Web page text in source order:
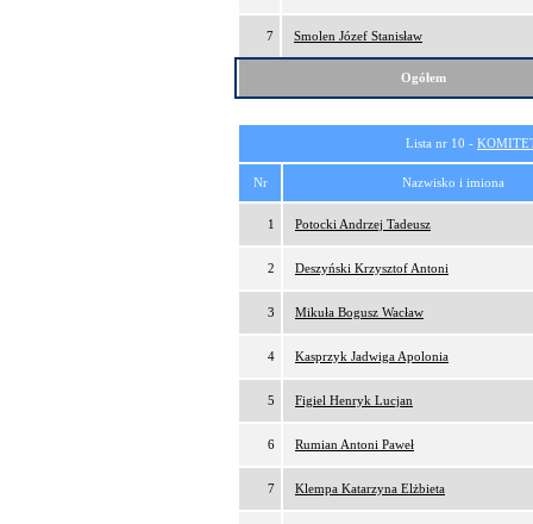
7 Smolen Józef Stanisław
Ogółem
Lista nr 10 -
Nr Nazwisko i imiona
1 Potocki Andrzej Tadeusz
2 Deszyński Krzysztof Antoni
3 Mikuła Bogusz Wacław
4 Kasprzyk Jadwiga Apolonia
5 Figiel Henryk Lucjan
6 Rumian Antoni Paweł
7 Klempa Katarzyna Elżbieta